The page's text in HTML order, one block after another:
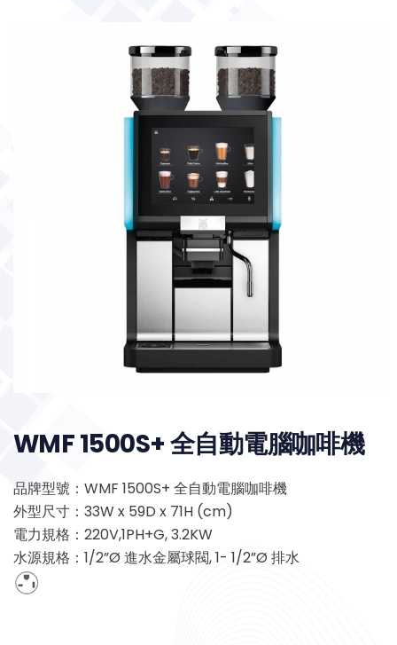
WMF 1500S+ 全自動電腦咖啡機
品牌型號：WMF 1500S+ 全自動電腦咖啡機
外型尺寸：33W x 59D x 71H (cm)
電力規格：220V,1PH+G, 3.2KW
水源規格：1/2”Ø 進水金屬球閥, 1- 1/2”Ø 排水